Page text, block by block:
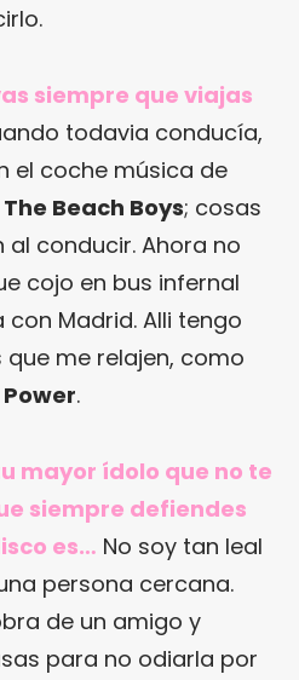
siempre que viajas
todavia conducía,
el coche música de
The Beach Boys; cosas
conducir. Ahora no
cojo en bus infernal
Madrid. Alli tengo
me relajen, como
.
mayor ídolo que no te
siempre defiendes
es… No soy tan leal
persona cercana.
de un amigo y
para no odiarla por